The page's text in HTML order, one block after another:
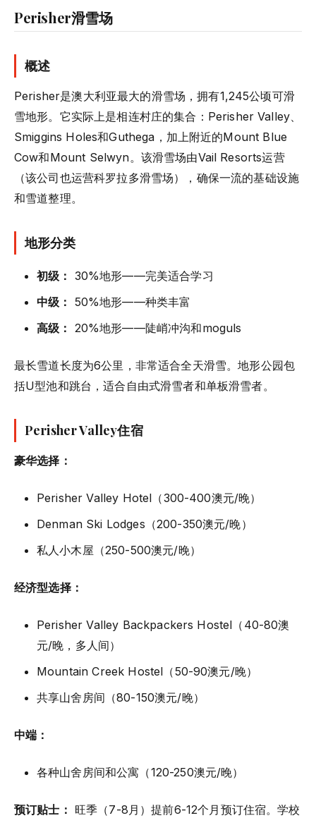
Perisher滑雪场
概述
Perisher是澳大利亚最大的滑雪场，拥有1,245公顷可滑
雪地形。它实际上是相连村庄的集合：Perisher Valley、
Smiggins Holes和Guthega，加上附近的Mount Blue
Cow和Mount Selwyn。该滑雪场由Vail Resorts运营
（该公司也运营科罗拉多滑雪场），确保一流的基础设施
和雪道整理。
地形分类
初级： 30%地形——完美适合学习
中级： 50%地形——种类丰富
高级： 20%地形——陡峭冲沟和moguls
最长雪道长度为6公里，非常适合全天滑雪。地形公园包
括U型池和跳台，适合自由式滑雪者和单板滑雪者。
Perisher Valley住宿
豪华选择：
Perisher Valley Hotel（300-400澳元/晚）
Denman Ski Lodges（200-350澳元/晚）
私人小木屋（250-500澳元/晚）
经济型选择：
Perisher Valley Backpackers Hostel（40-80澳
元/晚，多人间）
Mountain Creek Hostel（50-90澳元/晚）
共享山舍房间（80-150澳元/晚）
中端：
各种山舍房间和公寓（120-250澳元/晚）
预订贴士： 旺季（7-8月）提前6-12个月预订住宿。学校